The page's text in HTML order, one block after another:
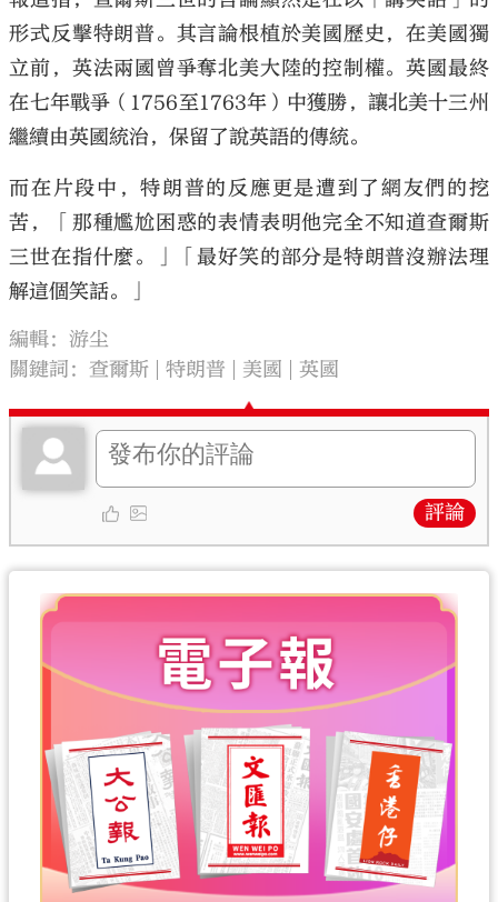
形式反擊特朗普。其言論根植於美國歷史，在美國獨
立前，英法兩國曾爭奪北美大陸的控制權。英國最終
在七年戰爭（1756至1763年）中獲勝，讓北美十三州
繼續由英國統治，保留了說英語的傳統。
而在片段中，特朗普的反應更是遭到了網友們的挖
苦，「那種尷尬困惑的表情表明他完全不知道查爾斯
三世在指什麼。」「最好笑的部分是特朗普沒辦法理
解這個笑話。」
編輯：游尘
關鍵詞：查爾斯 特朗普 美國 英國
評論